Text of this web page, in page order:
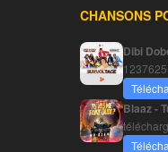
CHANSONS
Dibi
Blaaz -